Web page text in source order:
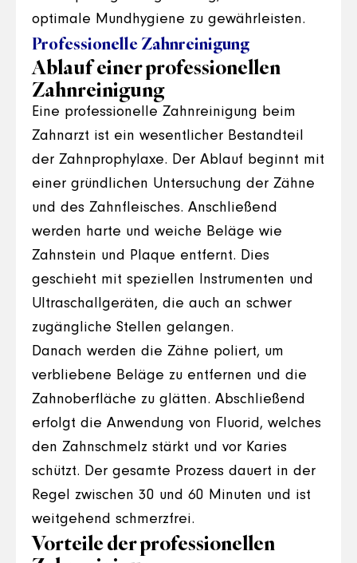
optimale Mundhygiene zu gewährleisten.
Professionelle Zahnreinigung
Ablauf einer professionellen
Zahnreinigung
Eine professionelle Zahnreinigung beim
Zahnarzt ist ein wesentlicher Bestandteil
der Zahnprophylaxe. Der Ablauf beginnt mit
einer gründlichen Untersuchung der Zähne
und des Zahnfleisches. Anschließend
werden harte und weiche Beläge wie
Zahnstein und Plaque entfernt. Dies
geschieht mit speziellen Instrumenten und
Ultraschallgeräten, die auch an schwer
zugängliche Stellen gelangen.
Danach werden die Zähne poliert, um
verbliebene Beläge zu entfernen und die
Zahnoberfläche zu glätten. Abschließend
erfolgt die Anwendung von Fluorid, welches
den Zahnschmelz stärkt und vor Karies
schützt. Der gesamte Prozess dauert in der
Regel zwischen 30 und 60 Minuten und ist
weitgehend schmerzfrei.
Vorteile der professionellen